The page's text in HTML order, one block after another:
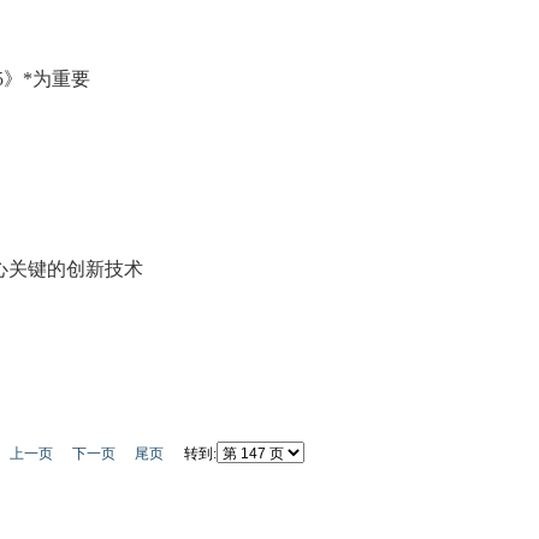
》*为重要
关键的创新技术
上一页 下一页 尾页 转到: